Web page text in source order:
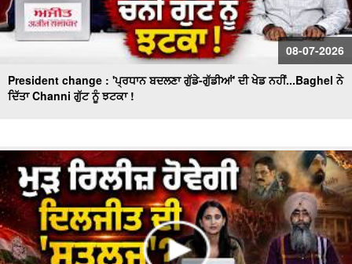
08-07-2026
President change : 'ਪ੍ਰਧਾਨ ਬਦਲਣਾ ਗੁੱਡੇ-ਗੁੱਡੀਆਂ' ਦੀ ਖੇਡ ਨਹੀਂ...Baghel ਨੇ
ਦਿੱਤਾ Channi ਗੁੱਟ ਨੂੰ ਝਟਕਾ !